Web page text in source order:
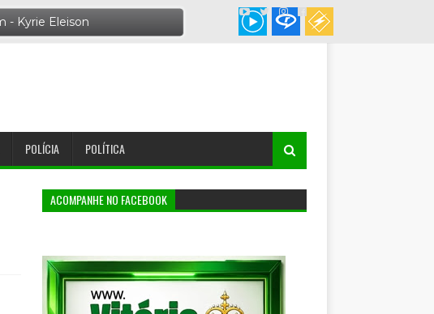
POLÍCIA POLÍTICA
ACOMPANHE NO FACEBOOK